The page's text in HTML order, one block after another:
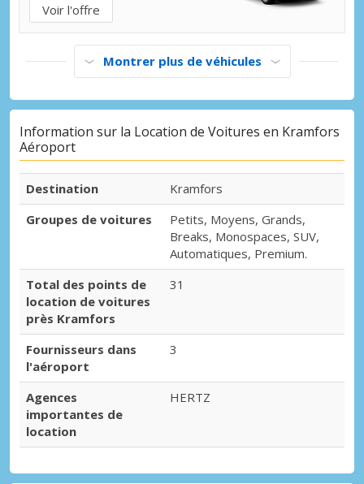
Voir l'offre
Montrer plus de véhicules
Information sur la Location de Voitures en Kramfors
Aéroport
Destination
Kramfors
Groupes de voitures
Petits, Moyens, Grands,
Breaks, Monospaces, SUV,
Automatiques, Premium.
Total des points de
location de voitures
près Kramfors
31
Fournisseurs dans
l'aéroport
3
Agences
importantes de
location
HERTZ